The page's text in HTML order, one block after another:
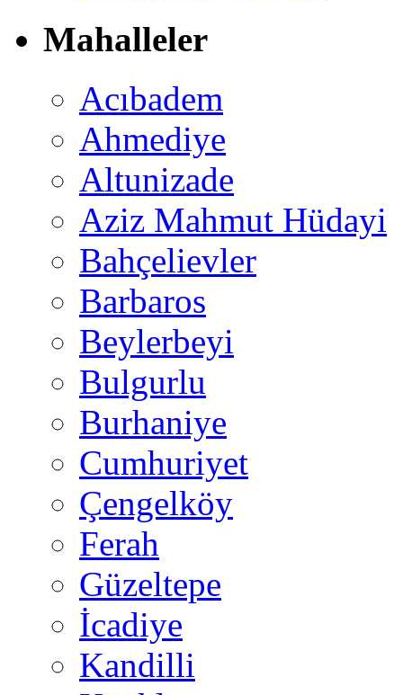
Mahalleler
Acıbadem
Ahmediye
Altunizade
Aziz Mahmut Hüdayi
Bahçelievler
Barbaros
Beylerbeyi
Bulgurlu
Burhaniye
Cumhuriyet
Çengelköy
Ferah
Güzeltepe
İcadiye
Kandilli